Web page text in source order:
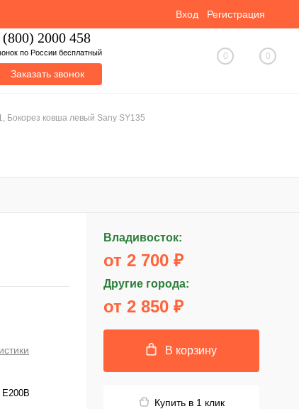
Вход Регистрация
(800) 2000 458
по России бесплатный
Заказать звонок
0 0
Бокорез ковша левый Sany SY135
Владивосток:
от 2 700 ₽
Другие города:
от 2 850 ₽
В корзину
Купить в 1 клик